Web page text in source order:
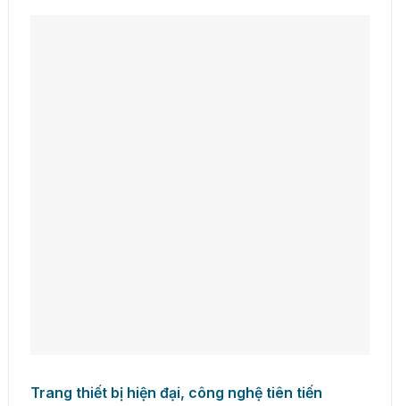
Trang thiết bị hiện đại, công nghệ tiên tiến